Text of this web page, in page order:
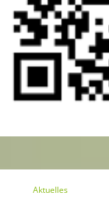
Aktuelles